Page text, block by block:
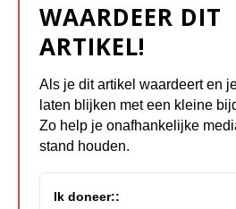
WAARDEER DIT
ARTIKEL!
Als je dit artikel waardeert en
laten blijken met een kleine
Zo help je onafhankelijke
stand houden.
Ik doneer::